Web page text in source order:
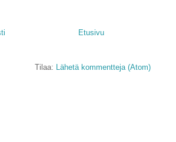
Etusivu
Tilaa: Lähetä kommentteja (Atom)